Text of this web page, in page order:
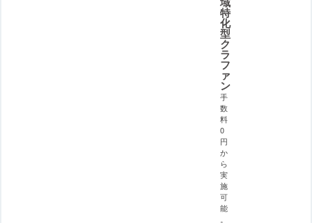
特
化
型
ク
ラ
フ
ァ
ン
手
数
料
0
円
か
ら
実
施
可
能